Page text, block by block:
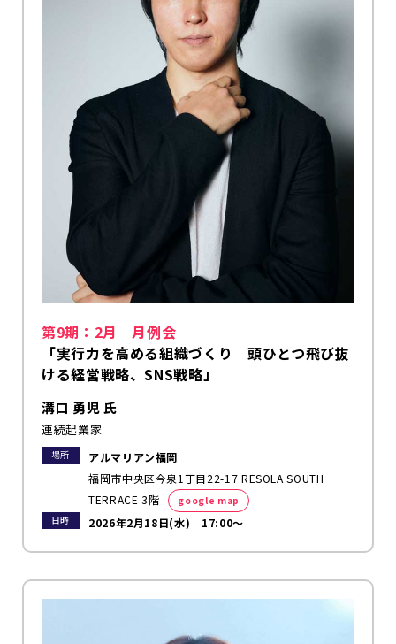
第9期：2月 月例会
「実行力を高める組織づくり 頭ひとつ飛び抜
ける経営戦略、SNS戦略」
溝口 勇児 氏
連続起業家
場所
アルマリアン福岡
福岡市中央区今泉1丁目22-17 RESOLA SOUTH
TERRACE 3階
google map
日時
2026年2月18日(水) 17:00～